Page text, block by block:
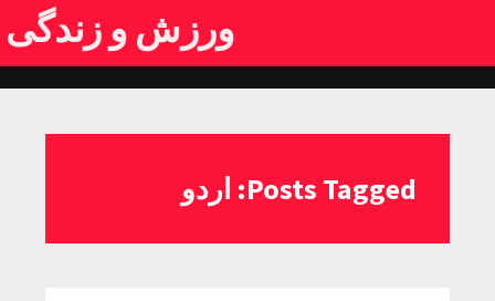
ورزش و زندگی
Posts Tagged: اردو